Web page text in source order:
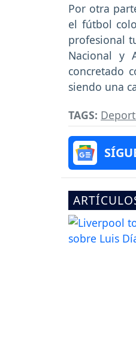
Por otra
el fútbol
profesional
Nacional y
concretado
siendo una
TAGS: